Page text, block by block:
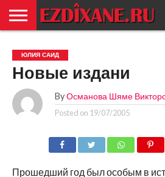
ЕЗИДИЗМ
НОВОСТИ
ИСТОРИЯ
КУЛЬТУРА
КОНТАКТ
ЮЛИЯ САИД
Новые издани
By Османова Шяме
Posted on 19/07/2005
Прошедший год был особым в